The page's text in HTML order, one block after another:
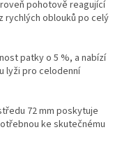
pohotově reagující
rychlých oblouků po celý
patky o 5 %, a nabízí
lyži pro celodenní
72 mm poskytuje
ke skutečnému